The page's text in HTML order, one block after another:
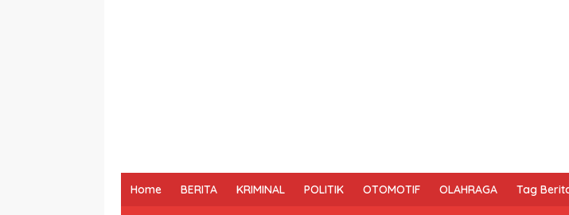
Home BERITA KRIMINAL POLITIK OTOMOTIF OLAHRAGA Tag